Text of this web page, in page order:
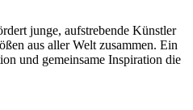
junge, aufstrebende Künstler
aus aller Welt zusammen. Ein
und gemeinsame Inspiration die